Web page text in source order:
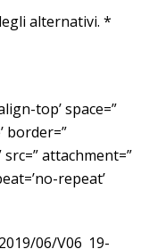
alternativi. *
top’ space=”
border=”
src=” attachment=”
repeat’
06/V06_19-